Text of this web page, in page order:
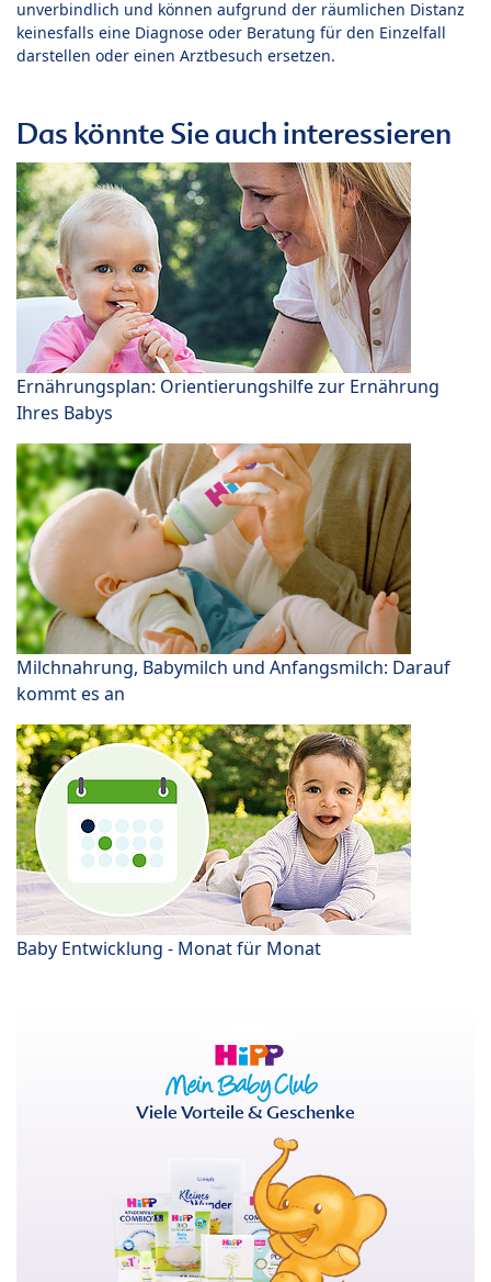
unverbindlich und können aufgrund der räumlichen Distanz
keinesfalls eine Diagnose oder Beratung für den Einzelfall
darstellen oder einen Arztbesuch ersetzen.
Das könnte Sie auch interessieren
Ernährungsplan: Orientierungshilfe zur Ernährung
Ihres Babys
Milchnahrung, Babymilch und Anfangsmilch: Darauf
kommt es an
Baby Entwicklung - Monat für Monat
Viele Vorteile & Geschenke